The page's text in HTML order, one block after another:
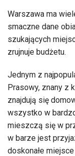
Warszawa ma
smaczne dane
szukających
zrujnuje budżetu.
Jednym z
Prasowy, znany z
znajdują się
wszystko w
mieszczą się w
w barze jest
doskonałe